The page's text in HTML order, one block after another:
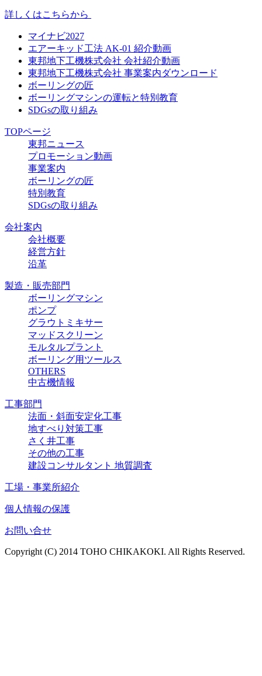
詳しくはこちらから
マイナビ2027
エアーキッド工法 AK-01 紹介動画
東邦地下工機株式会社 会社紹介動画
東邦地下工機株式会社 事業案内ダウンロード
ボーリングの匠
ボーリングマシンの運転と特別教育
SDGsの取り組み
TOPページ
東邦ニュース
プロモーション動画
事業案内
ボーリングの匠
特別教育
SDGsの取り組み
会社案内
会社概要
経営方針
沿革
製造・販売部門
ボーリングマシン
ポンプ
グラウトミキサー
マッドスクリーン
モルタルプラント
ボーリング用ツールス
OTHERS
中古機情報
工事部門
法面・斜面安定化工事
地すべり対策工事
さく井工事
その他の工事
建設コンサルタント 地質調査
工場・事業所紹介
個人情報の保護
お問い合せ
Copyright (C) 2014 TOHO CHIKAKOKI. All Rights Reserved.